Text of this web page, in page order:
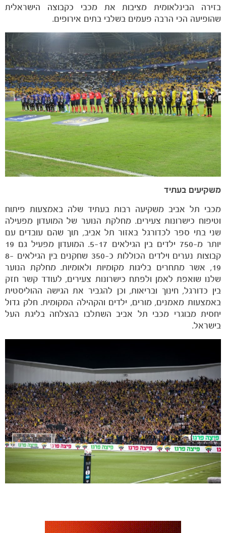
כרטיסים
בזירה הבינלאומית מציבות את מכבי כקבוצה הישראלית
שהופיעה הכי הרבה פעמים בשלבי בתים אירופים.
משקיעים בעתיד
מכבי תל אביב משקיעה רבות בעתיד שלה באמצעות פיתוח
וטיפוח כישרונות צעירים. מחלקת הנוער של המועדון מפעילה
שני בתי ספר לכדורגל באזור תל אביב, תוך שהם עובדים עם
יותר מ-750 ילדים בין הגילאים 5-17. המועדון מפעיל גם 19
קבוצות נערים וילדים הכוללות כ-350 שחקנים בין הגילאים 8-
19, אשר מתחרים בליגות מקומיות ולאומיות. מחלקת הנוער
שלנו שואפת לאמן ולפתח כישרונות צעירים, לעודד קשר חזק
בין כדורגל, חינוך ובריאות, וכן להגביר את הגישה ההוליסטית
באמצעות מאמנים, מורים, ילדים והקהילה המקומית. חלק גדול
יחסית מבוגרי מכבי תל אביב השתלבו בהצלחה בליגת העל
בישראל.